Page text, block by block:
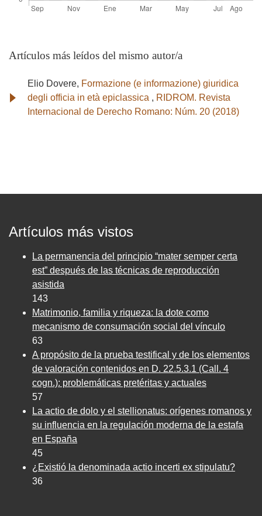
Artículos más leídos del mismo autor/a
Elio Dovere, Formazione (e informazione) giuridica
degli officia in età epiclassica , RIDROM. Revista
Internacional de Derecho Romano: Núm. 20 (2018)
Artículos más vistos
La permanencia del principio “mater semper certa
est” después de las técnicas de reproducción
asistida
143
Matrimonio, familia y riqueza: la dote como
mecanismo de consumación social del vínculo
63
A propósito de la prueba testifical y de los elementos
de valoración contenidos en D. 22.5.3.1 (Call. 4
cogn.): problemáticas pretéritas y actuales
57
La actio de dolo y el stellionatus: orígenes romanos y
su influencia en la regulación moderna de la estafa
en España
45
¿Existió la denominada actio incerti ex stipulatu?
36